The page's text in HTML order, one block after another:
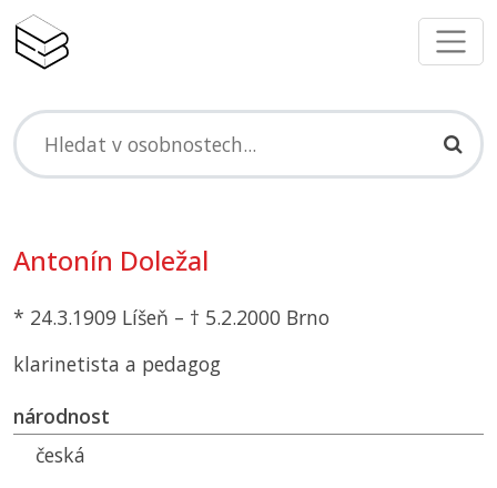
Antonín Doležal
* 24.3.1909 Líšeň – † 5.2.2000 Brno
klarinetista a pedagog
národnost
česká